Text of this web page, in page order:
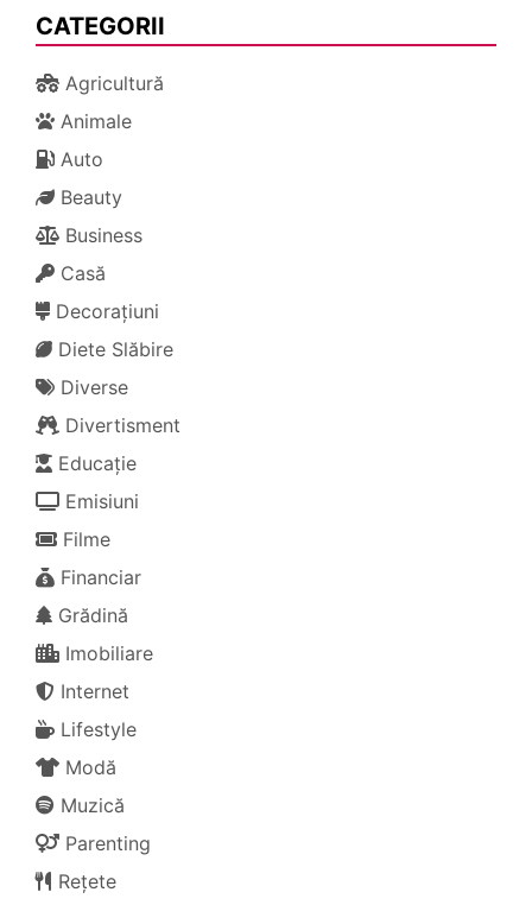
CATEGORII
Agricultură
Animale
Auto
Beauty
Business
Casă
Decorațiuni
Diete Slăbire
Diverse
Divertisment
Educație
Emisiuni
Filme
Financiar
Grădină
Imobiliare
Internet
Lifestyle
Modă
Muzică
Parenting
Rețete